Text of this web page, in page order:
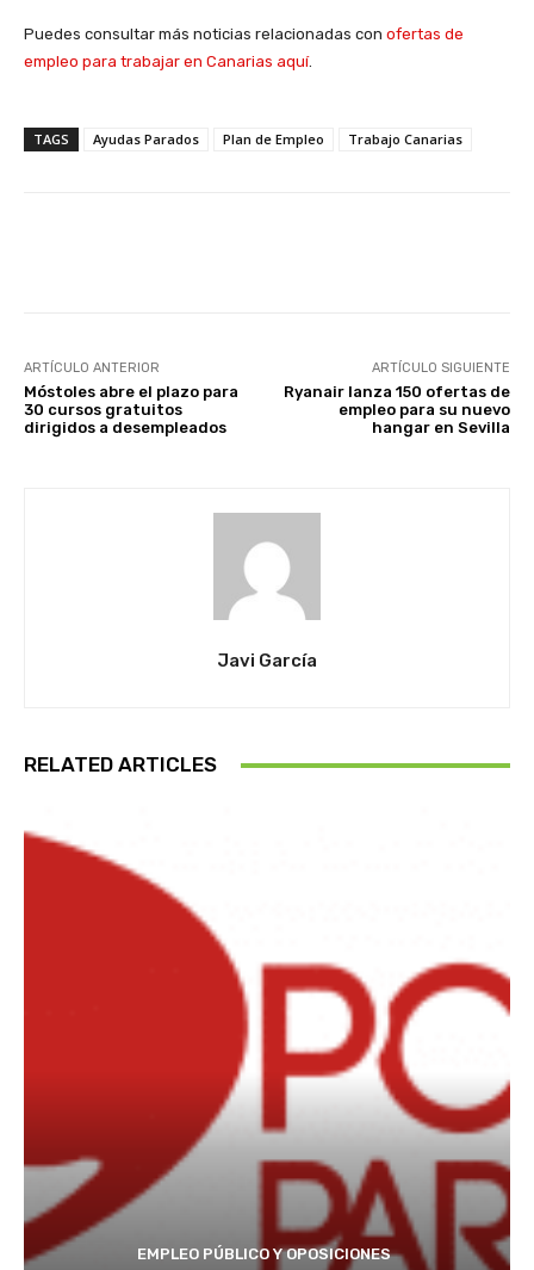
Puedes consultar más noticias relacionadas con ofertas de
empleo para trabajar en Canarias aquí.
TAGS Ayudas Parados Plan de Empleo Trabajo Canarias
ARTÍCULO ANTERIOR
Móstoles abre el plazo para
30 cursos gratuitos
dirigidos a desempleados
ARTÍCULO SIGUIENTE
Ryanair lanza 150 ofertas de
empleo para su nuevo
hangar en Sevilla
Javi García
RELATED ARTICLES
EMPLEO PÚBLICO Y OPOSICIONES